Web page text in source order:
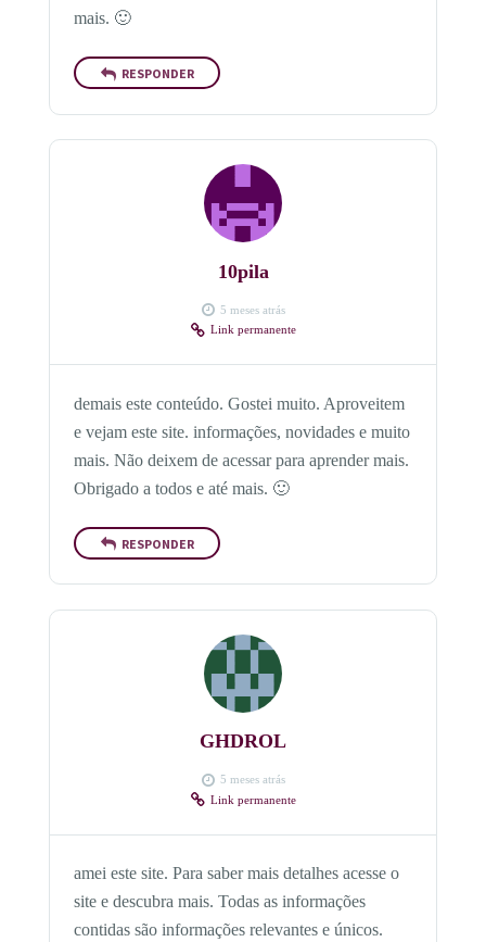
mais. 🙂
RESPONDER
10pila
5 meses atrás
Link permanente
demais este conteúdo. Gostei muito. Aproveitem
e vejam este site. informações, novidades e muito
mais. Não deixem de acessar para aprender mais.
Obrigado a todos e até mais. 🙂
RESPONDER
GHDROL
5 meses atrás
Link permanente
amei este site. Para saber mais detalhes acesse o
site e descubra mais. Todas as informações
contidas são informações relevantes e únicos.